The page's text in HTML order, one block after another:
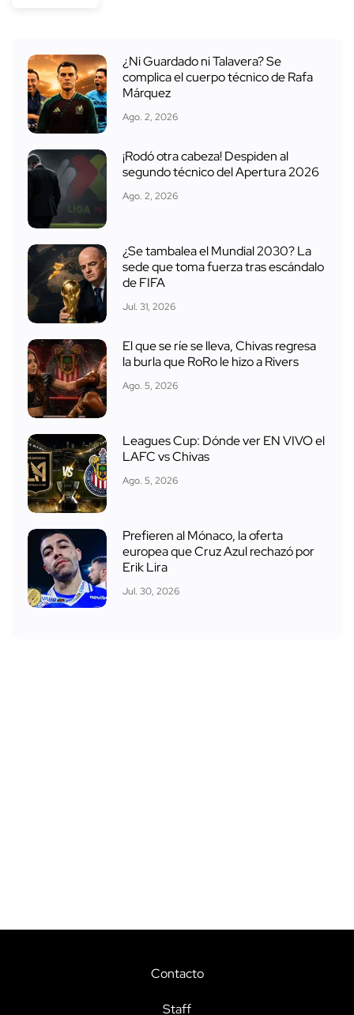
¿Ni Guardado ni Talavera? Se
complica el cuerpo técnico de Rafa
Márquez
Ago. 2, 2026
¡Rodó otra cabeza! Despiden al
segundo técnico del Apertura 2026
Ago. 2, 2026
¿Se tambalea el Mundial 2030? La
sede que toma fuerza tras escándalo
de FIFA
Jul. 31, 2026
El que se ríe se lleva, Chivas regresa
la burla que RoRo le hizo a Rivers
Ago. 5, 2026
Leagues Cup: Dónde ver EN VIVO el
LAFC vs Chivas
Ago. 5, 2026
Prefieren al Mónaco, la oferta
europea que Cruz Azul rechazó por
Erik Lira
Jul. 30, 2026
Contacto
Staff